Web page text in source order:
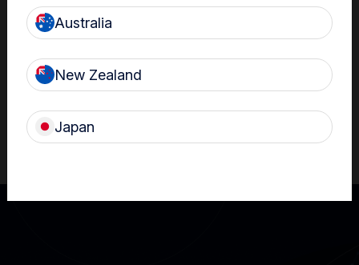
Respect des exigences d’accréditation
rapports de conformité prêts pour la vérification
En savoir plus sur le dispositif trophon
Australia
New Zealand
Japan